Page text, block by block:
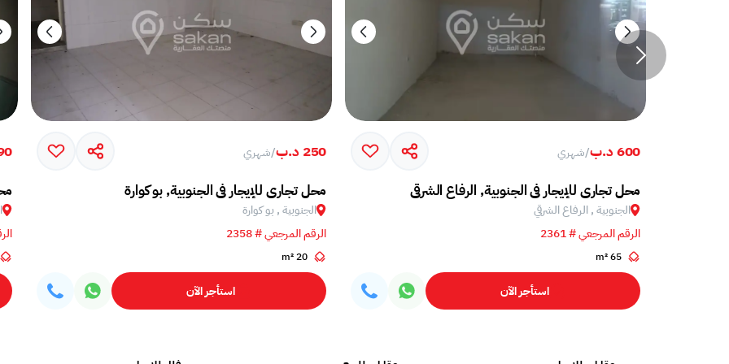
600 د.ب /شهري
محل تجاري للإيجار في الجنوبية, الرفاع الشرقي
الجنوبية , الرفاع الشرقي
الرقم المرجعي # 2361
65 m²
استأجر الآن
250 د.ب /شهري
محل تجاري للإيجار في الجنوبية, بو كوارة
الجنوبية , بو كوارة
الرقم المرجعي # 2358
20 m²
استأجر الآن
90